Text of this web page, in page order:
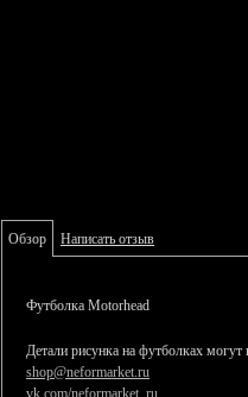
Обзор Написать отзыв
Футболка Motorhead
Детали рисунка на футболках
shop@neformarket.ru